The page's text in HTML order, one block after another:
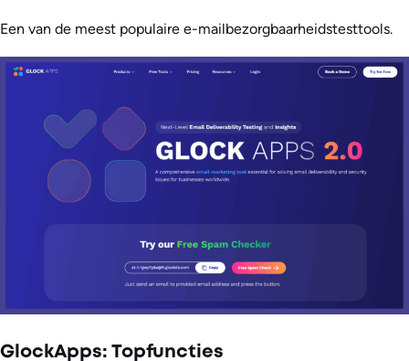
Een van de meest populaire e-mailbezorgbaarheidstesttools.
GlockApps: Topfuncties